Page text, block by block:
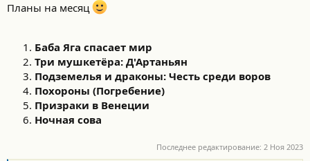
с
:
Планы на месяц
Баба Яга спасает мир
Три мушкетёра: Д'Артаньян
Подземелья и драконы: Честь среди воров
Похороны (Погребение)
Призраки в Венеции
Ночная сова
Последнее редактирование: 2 Ноя 2023